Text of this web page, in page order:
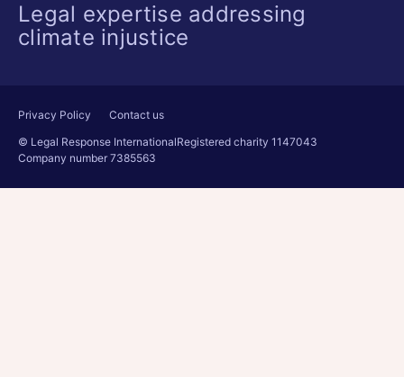
Legal expertise addressing
climate injustice
Privacy Policy
Contact us
© Legal Response InternationalRegistered charity 1147043
Company number 7385563